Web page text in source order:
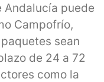
puede
Campofrío,
sean
de 24 a 72
como la